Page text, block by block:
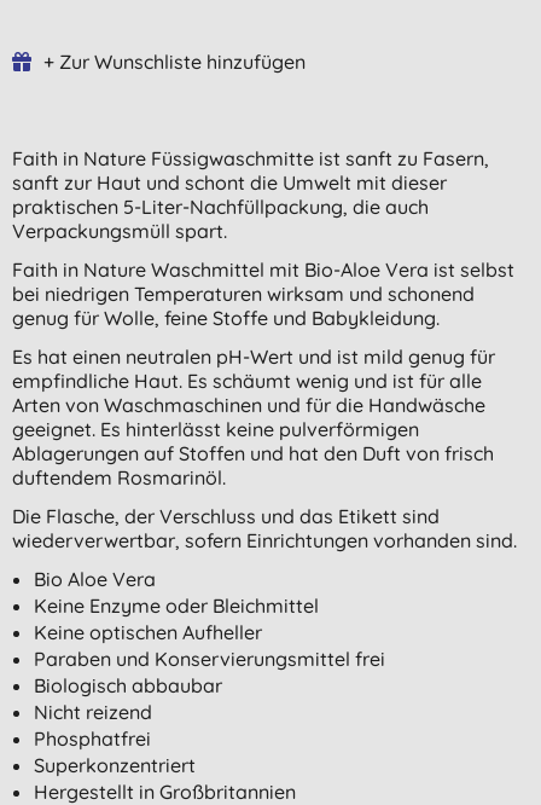
+ Zur Wunschliste hinzufügen
Faith in Nature Füssigwaschmitte ist sanft zu Fasern,
sanft zur Haut und schont die Umwelt mit dieser
praktischen 5-Liter-Nachfüllpackung, die auch
Verpackungsmüll spart.
Faith in Nature Waschmittel mit Bio-Aloe Vera ist selbst
bei niedrigen Temperaturen wirksam und schonend
genug für Wolle, feine Stoffe und Babykleidung.
Es hat einen neutralen pH-Wert und ist mild genug für
empfindliche Haut. Es schäumt wenig und ist für alle
Arten von Waschmaschinen und für die Handwäsche
geeignet. Es hinterlässt keine pulverförmigen
Ablagerungen auf Stoffen und hat den Duft von frisch
duftendem Rosmarinöl.
Die Flasche, der Verschluss und das Etikett sind
wiederverwertbar, sofern Einrichtungen vorhanden sind.
Bio Aloe Vera
Keine Enzyme oder Bleichmittel
Keine optischen Aufheller
Paraben und Konservierungsmittel frei
Biologisch abbaubar
Nicht reizend
Phosphatfrei
Superkonzentriert
Hergestellt in Großbritannien